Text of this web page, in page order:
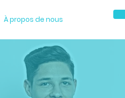
À propos de nous